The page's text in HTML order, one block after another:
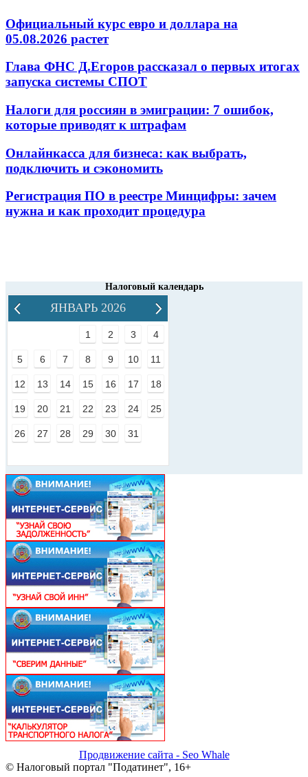
Официальный курс евро и доллара на
05.08.2026 растет
Глава ФНС Д.Егоров рассказал о первых итогах
запуска системы СПОТ
Налоги для россиян в эмиграции: 7 ошибок,
которые приводят к штрафам
Онлайнкасса для бизнеса: как выбрать,
подключить и сэкономить
Регистрация ПО в реестре Минцифры: зачем
нужна и как проходит процедура
Налоговый календарь
ЯНВАРЬ 2026
1 2 3 4
5 6 7 8 9 10 11
12 13 14 15 16 17 18
19 20 21 22 23 24 25
26 27 28 29 30 31
Продвижение сайта - Seo Whale
© Налоговый портал "Податинет", 16+